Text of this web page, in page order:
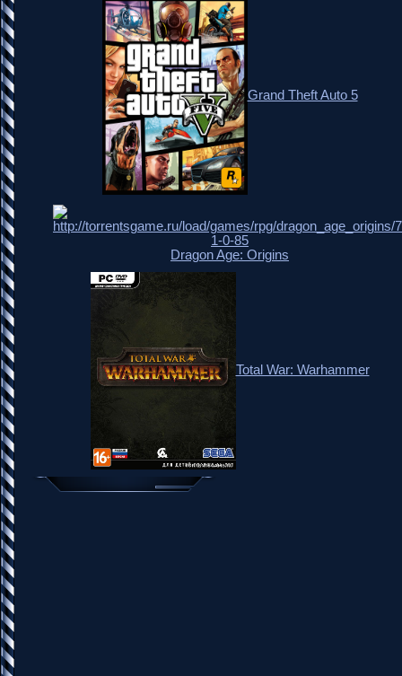
Grand Theft Auto 5
Dragon Age: Origins
Total War: Warhammer